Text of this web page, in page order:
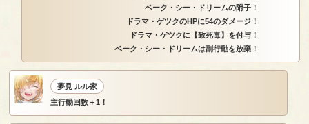
ベーク・シー・ドリームの附子！
ドラマ・ゲツクのHPに54のダメージ！
ドラマ・ゲツクに【致死毒】を付与！
ベーク・シー・ドリームは副行動を放棄！
夢見 ルル家
主行動回数＋1！